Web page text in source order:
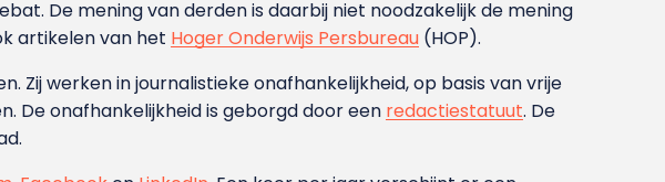
De mening van derden is daarbij niet noodzakelijk de mening
artikelen van het Hoger Onderwijs Persbureau (HOP).
Zij werken in journalistieke onafhankelijkheid, op basis van vrije
De onafhankelijkheid is geborgd door een redactiestatuut. De